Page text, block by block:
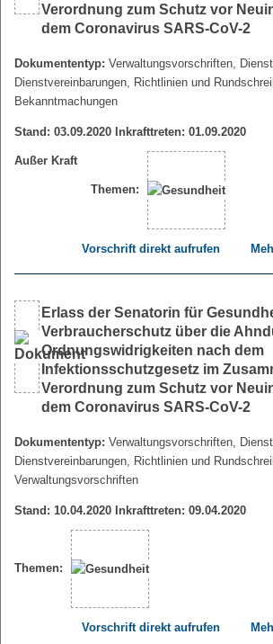
Verordnung zum Schutz vor
dem Coronavirus SARS-CoV-2
Dokumententyp: Verwaltungsvorschriften,
Dienstvereinbarungen, Richtlinien und
Bekanntmachungen
Stand: 03.09.2020 Inkrafttreten: 01.09.2020
Außer Kraft
Themen:
Vorschrift direkt aufrufen
Erlass der Senatorin für
Verbraucherschutz über die
Ordnungswidrigkeiten nach dem
Infektionsschutzgesetz im
Verordnung zum Schutz vor
dem Coronavirus SARS-CoV-2
Dokumententyp: Verwaltungsvorschriften,
Dienstvereinbarungen, Richtlinien und
Verwaltungsvorschriften
Stand: 10.04.2020 Inkrafttreten: 09.04.2020
Themen:
Vorschrift direkt aufrufen